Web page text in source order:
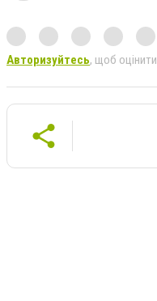
Авторизуйтесь, щоб оцінити